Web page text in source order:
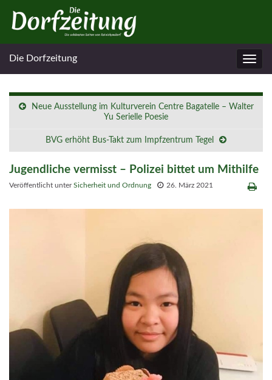
Die Dorfzeitung
Neue Ausstellung im Kulturverein Centre Bagatelle – Walter
Yu Serielle Poesie
BVG erhöht Bus-Takt zum Impfzentrum Tegel
Jugendliche vermisst – Polizei bittet um Mithilfe
Veröffentlicht unterSicherheit und Ordnung 26. März 2021